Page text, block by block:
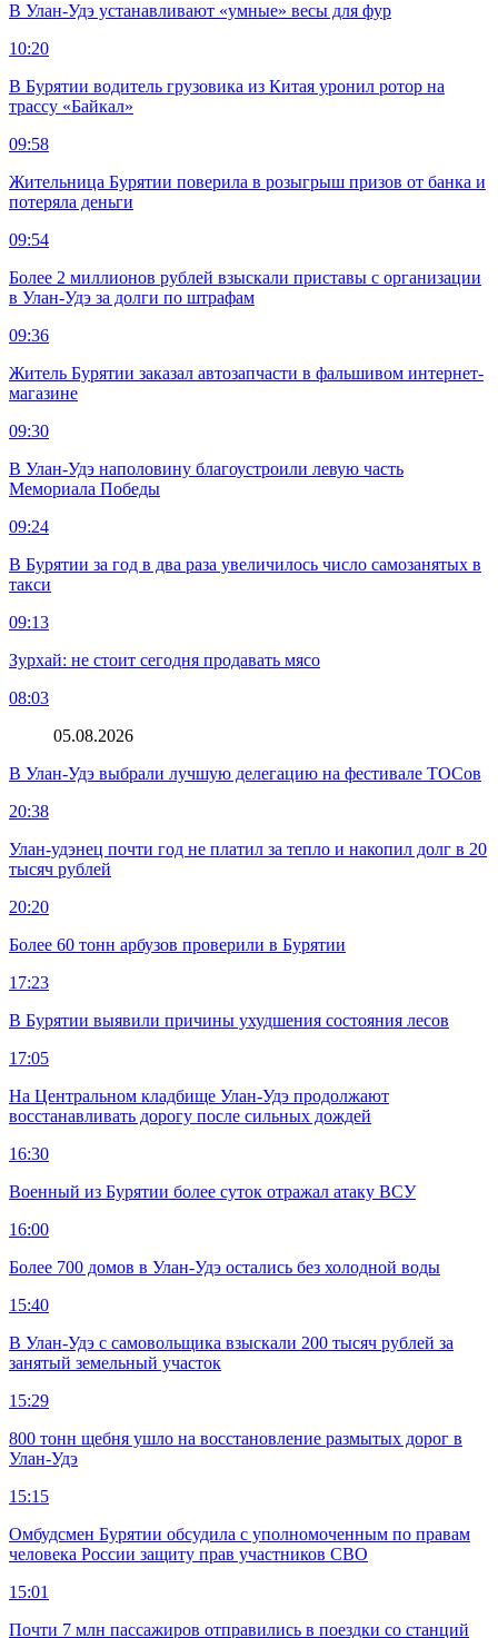
В Улан-Удэ устанавливают «умные» весы для фур
10:20
В Бурятии водитель грузовика из Китая уронил ротор на
трассу «Байкал»
09:58
Жительница Бурятии поверила в розыгрыш призов от банка и
потеряла деньги
09:54
Более 2 миллионов рублей взыскали приставы с организации
в Улан-Удэ за долги по штрафам
09:36
Житель Бурятии заказал автозапчасти в фальшивом интернет-
магазине
09:30
В Улан-Удэ наполовину благоустроили левую часть
Мемориала Победы
09:24
В Бурятии за год в два раза увеличилось число самозанятых в
такси
09:13
Зурхай: не стоит сегодня продавать мясо
08:03
05.08.2026
В Улан-Удэ выбрали лучшую делегацию на фестивале ТОСов
20:38
Улан-удэнец почти год не платил за тепло и накопил долг в 20
тысяч рублей
20:20
Более 60 тонн арбузов проверили в Бурятии
17:23
В Бурятии выявили причины ухудшения состояния лесов
17:05
На Центральном кладбище Улан-Удэ продолжают
восстанавливать дорогу после сильных дождей
16:30
Военный из Бурятии более суток отражал атаку ВСУ
16:00
Более 700 домов в Улан-Удэ остались без холодной воды
15:40
В Улан-Удэ с самовольщика взыскали 200 тысяч рублей за
занятый земельный участок
15:29
800 тонн щебня ушло на восстановление размытых дорог в
Улан-Удэ
15:15
Омбудсмен Бурятии обсудила с уполномоченным по правам
человека России защиту прав участников СВО
15:01
Почти 7 млн пассажиров отправились в поездки со станций